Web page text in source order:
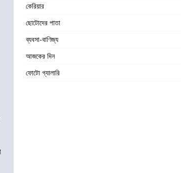
কেরিয়ার
ছোটোদের পাতা
ব্যবসা-বাণিজ্য
আজকের দিন
ফোটো গ্যালারি